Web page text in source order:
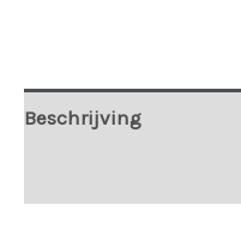
aantal
Beschrijving